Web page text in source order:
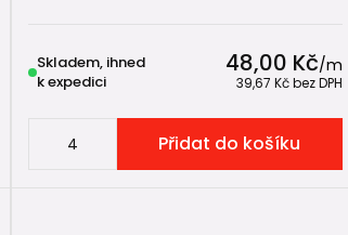
48,00 Kč/m
39,67 Kčbez DPH
Skladem, ihned
k expedici
Přidat do košíku